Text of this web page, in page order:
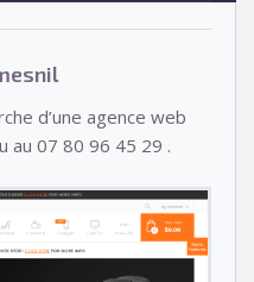
d’une agence web
au 07 80 96 45 29 .